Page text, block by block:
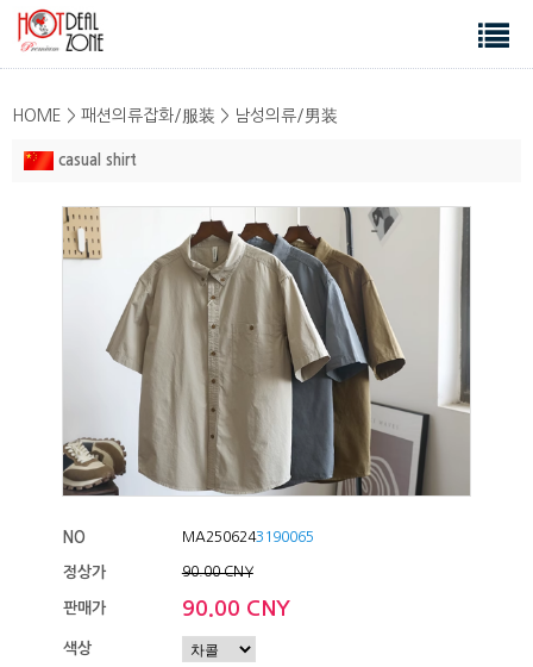
HOME > 패션의류잡화/服装 > 남성의류/男装
casual shirt
NO MA2506243190065
정상가 90.00 CNY
판매가 90.00 CNY
색상